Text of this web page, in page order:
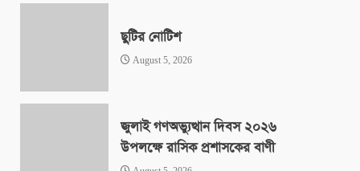
ছুটির নোটিশ
August 5, 2026
জুলাই গণঅভ্যুত্থান দিবস ২০২৬
উপলক্ষে রাসিক প্রশাসকের বাণী